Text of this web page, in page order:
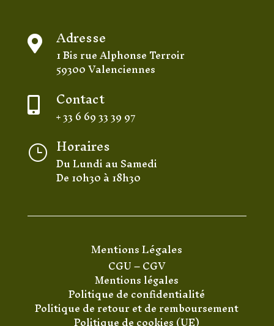
 Adresse
1 Bis rue Alphonse Terroir
59300 Valenciennes
 Contact
+ 33 6 69 33 39 97
} Horaires
Du Lundi au Samedi
De 10h30 à 18h30
Mentions Légales
CGU–CGV
Mentions légales
Politique de confidentialité
Politique de retour et de remboursement